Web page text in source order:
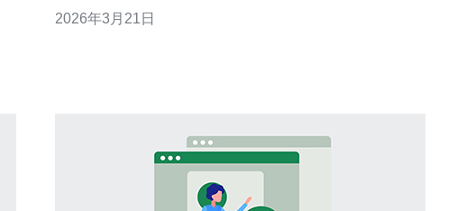
ISP（可选）、MFA覆盖率、异常登录报警时限。 2. 强制
2026年3月21日